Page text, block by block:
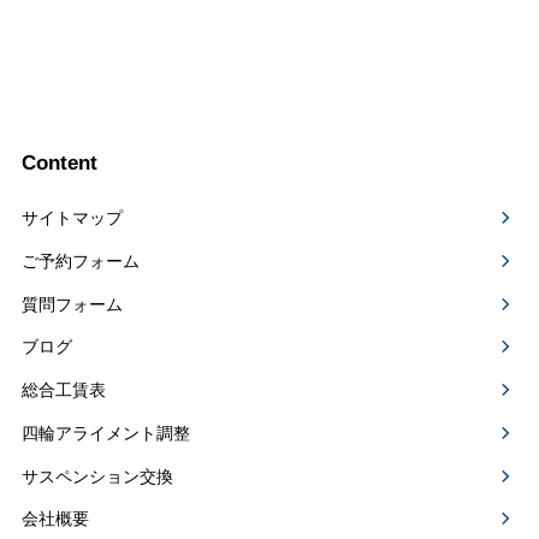
Content
サイトマップ
ご予約フォーム
質問フォーム
ブログ
総合工賃表
四輪アライメント調整
サスペンション交換
会社概要